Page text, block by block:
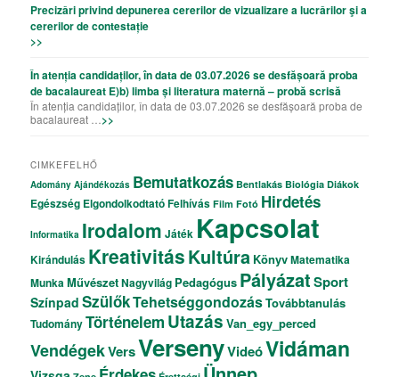
Precizǎri privind depunerea cererilor de vizualizare a lucrǎrilor şi a
cererilor de contestație
>>
În atenția candidaților, în data de 03.07.2026 se desfășoară proba
de bacalaureat E)b) limba și literatura maternă – probă scrisă
În atenția candidaților, în data de 03.07.2026 se desfășoară proba de
bacalaureat … >>
CIMKEFELHŐ
Adomány Ajándékozás Bemutatkozás Bentlakás Biológia Diákok
Egészség ElgondolkodtatóFelhívás Film Fotó Hirdetés
Informatika Irodalom Játék Kapcsolat
Kirándulás KreativitásKultúra KönyvMatematika
MunkaMűvészetNagyvilág Pedagógus PályázatSport
Színpad SzülőkTehetséggondozásTovábbtanulás
TudományTörténelem Utazás Van_egy_perced
VendégekVersVersenyVideóVidáman